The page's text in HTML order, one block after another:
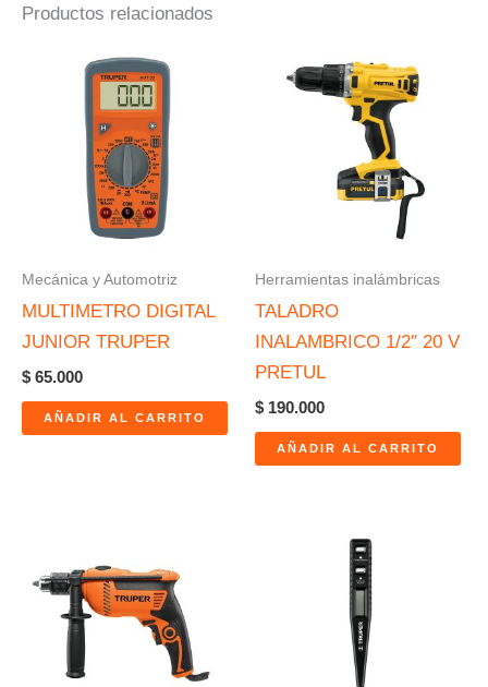
Productos relacionados
Mecánica y Automotriz
MULTIMETRO DIGITAL
JUNIOR TRUPER
$ 65.000
AÑADIR AL CARRITO
Herramientas inalámbricas
TALADRO
INALAMBRICO 1/2″ 20 V
PRETUL
$ 190.000
AÑADIR AL CARRITO